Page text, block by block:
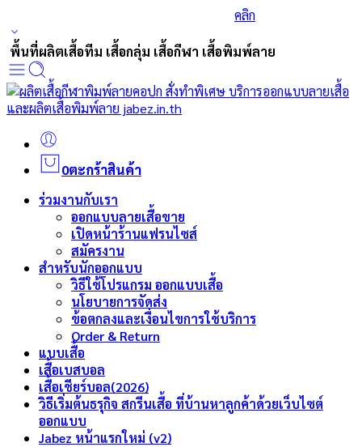
คลิก
พื้นที่ผลิตเสื้อทีม เสื้อกลุ่ม เสื้อกีฬา เสื้อพิมพ์ลาย
0ตะกร้าสินค้า
ร่วมงานกับเรา
ออกแบบลายเสื้อขาย
เปิดหน้าร้านแฟรนไซส์
สมัครงาน
สำหรับนักออกแบบ
วิธีใช้โปรแกรม ออกแบบเสื้อ
นโยบายการจัดส่ง
ข้อตกลงและเงื่อนไขการใช้บริการ
Order & Return
แบบเสื้อ
เสื้อเบสบอล
เสื้อเชียร์บอล(2026)
วิธีเริ่มต้นธรุกิจ สกรีนเสื้อ ที่บ้านหาลูกค้าด้วยเว็บไซต์
ออกแบบ
Jabez หน้าแรกใหม่ (v2)